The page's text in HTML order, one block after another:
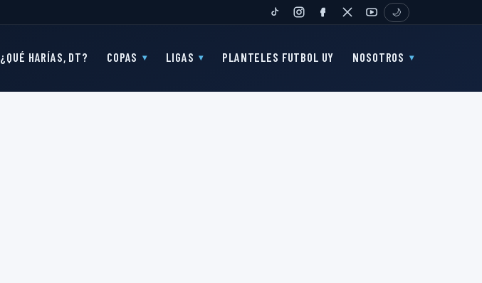
TIKTOKINSTAGRAM
FANPAGETWITTERYOUTUBE
🌙
¿QUÉ HARÍAS, DT? COPAS LIGAS PLANTELES FUTBOL UY NOSOTROS